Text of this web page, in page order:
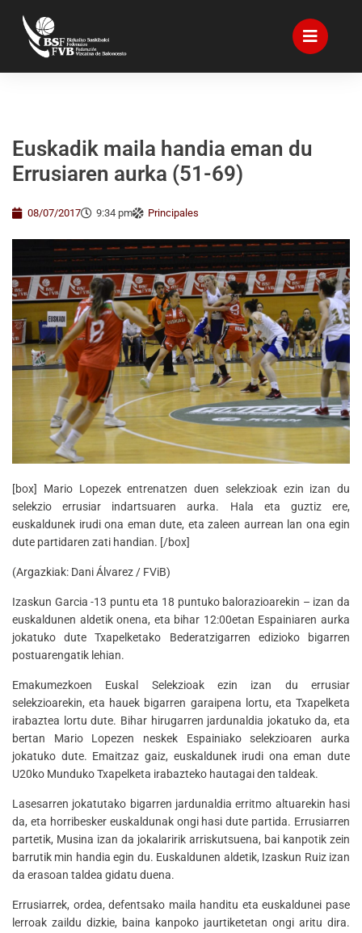
Euskadik maila handia eman du
Errusiaren aurka (51-69)
08/07/2017 9:34 pm Principales
[box] Mario Lopezek entrenatzen duen selekzioak ezin izan du
selekzio errusiar indartsuaren aurka. Hala eta guztiz ere,
euskaldunek irudi ona eman dute, eta zaleen aurrean lan ona egin
dute partidaren zati handian. [/box]
(Argazkiak: Dani Álvarez / FViB)
Izaskun Garcia -13 puntu eta 18 puntuko balorazioarekin – izan da
euskaldunen aldetik onena, eta bihar 12:00etan Espainiaren aurka
jokatuko dute Txapelketako Bederatzigarren edizioko bigarren
postuarengatik lehian.
Emakumezkoen Euskal Selekzioak ezin izan du errusiar
selekzioarekin, eta hauek bigarren garaipena lortu, eta Txapelketa
irabaztea lortu dute. Bihar hirugarren jardunaldia jokatuko da, eta
bertan Mario Lopezen neskek Espainiako selekzioaren aurka
jokatuko dute. Emaitzaz gaiz, euskaldunek irudi ona eman dute
U20ko Munduko Txapelketa irabazteko hautagai den taldeak.
Lasesarren jokatutako bigarren jardunaldia erritmo altuarekin hasi
da, eta horribesker euskaldunak ongi hasi dute partida. Errusiarren
partetik, Musina izan da jokalaririk arriskutsuena, bai kanpotik zein
barrutik min handia egin du. Euskaldunen aldetik, Izaskun Ruiz izan
da erasoan taldea gidatu duena.
Errusiarrek, ordea, defentsako maila handitu eta euskaldunei pase
lerroak zaildu dizkie, baina kanpoko jaurtiketetan ongi aritu dira.